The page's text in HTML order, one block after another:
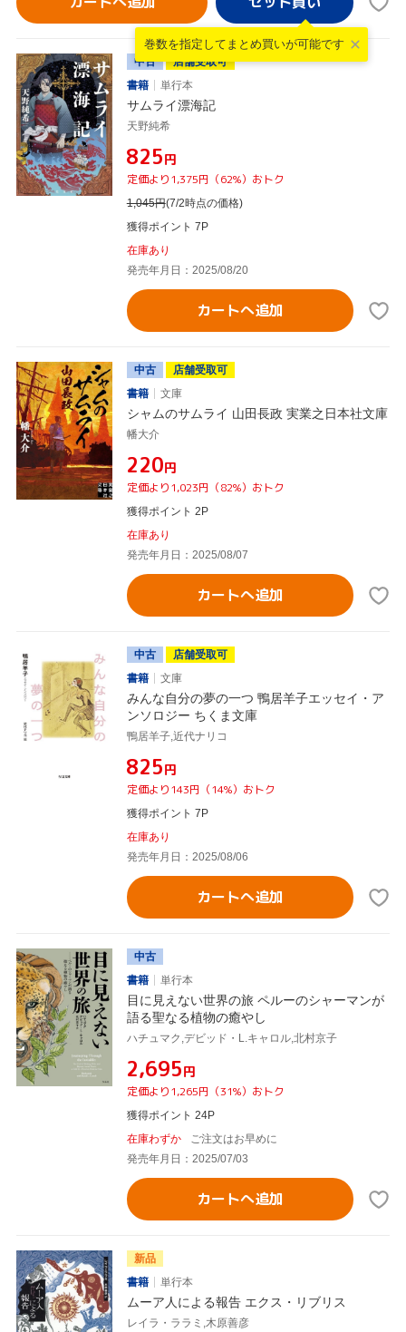
巻数を指定して まとめ買いが可能です
中古
店舗受取可
書籍
単行本
サムライ漂海記
天野純希
¥825円
定価より1,375円（62%）おトク
1,045円(7/2時点の価格)
獲得ポイント 7P
在庫あり
発売年月日：2025/08/20
カートへ追加
中古
店舗受取可
書籍
文庫
シャムのサムライ 山田長政 実業之日本社文庫
幡大介
¥220円
定価より1,023円（82%）おトク
獲得ポイント 2P
在庫あり
発売年月日：2025/08/07
カートへ追加
中古
店舗受取可
書籍
文庫
みんな自分の夢の一つ 鴨居羊子エッセイ・ア
ンソロジー ちくま文庫
鴨居羊子,近代ナリコ
¥825円
定価より143円（14%）おトク
獲得ポイント 7P
在庫あり
発売年月日：2025/08/06
カートへ追加
中古
書籍
単行本
目に見えない世界の旅 ペルーのシャーマンが
語る聖なる植物の癒やし
ハチュマク,デビッド・L.キャロル,北村京子
¥2,695円
定価より1,265円（31%）おトク
獲得ポイント 24P
在庫わずか
ご注文はお早めに
発売年月日：2025/07/03
カートへ追加
新品
書籍
単行本
ムーア人による報告 エクス・リブリス
レイラ・ララミ,木原善彦